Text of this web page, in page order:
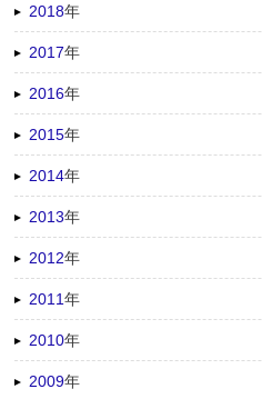
2018年
2017年
2016年
2015年
2014年
2013年
2012年
2011年
2010年
2009年